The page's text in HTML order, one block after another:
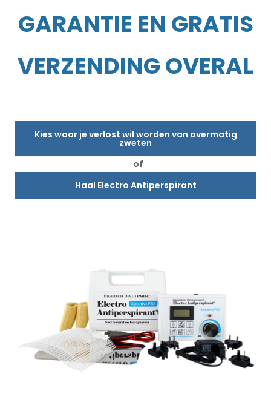
GARANTIE EN GRATIS
VERZENDING OVERAL
Kies waar je verlost wil worden van overmatig
zweten
of
Haal Electro Antiperspirant